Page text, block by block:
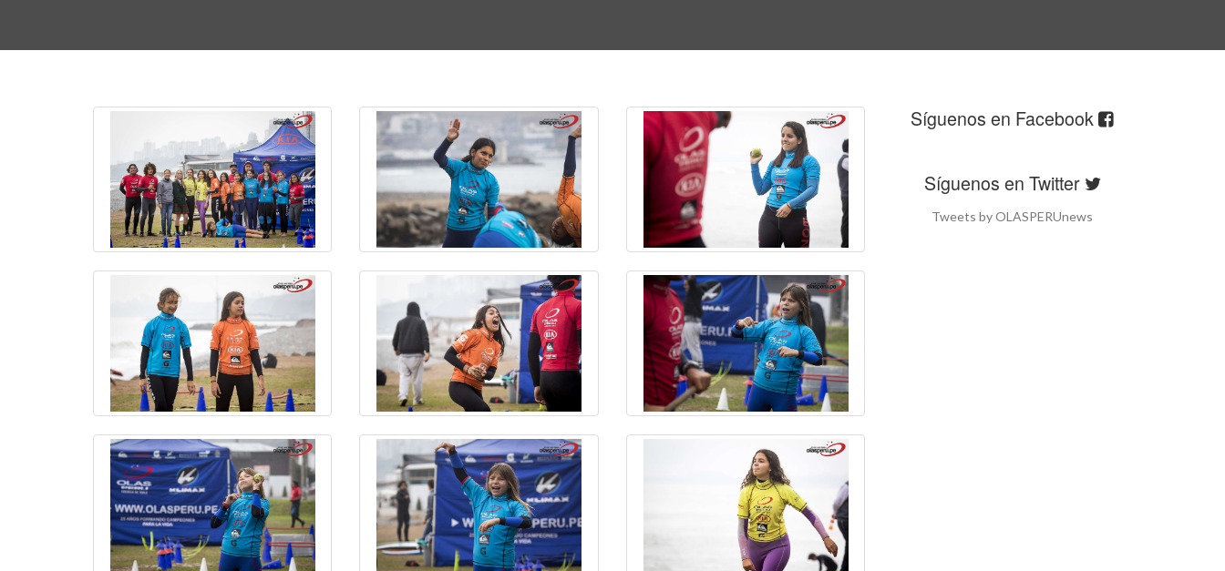
Síguenos en Facebook
Síguenos en Twitter
Tweets by OLASPERUnews